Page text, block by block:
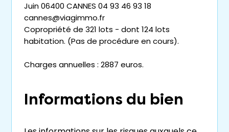
Juin 06400 CANNES 04 93 46 93 18
cannes@viagimmo.fr
Copropriété de 321 lots - dont 124 lots
habitation. (Pas de procédure en cours).
Charges annuelles : 2887 euros.
Informations du bien